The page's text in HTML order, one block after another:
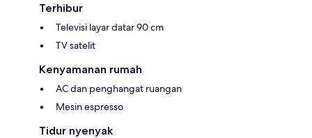
Terhibur
Televisi layar datar 90 cm
TV satelit
Kenyamanan rumah
AC dan penghangat ruangan
Mesin espresso
Tidur nyenyak